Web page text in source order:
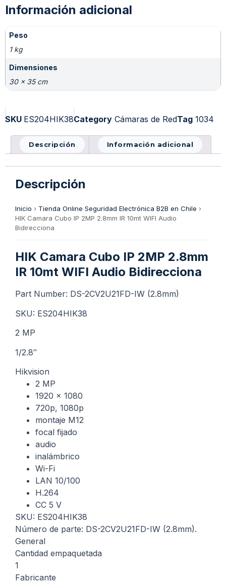
Información adicional
Peso
1 kg
Dimensiones
30 × 35 cm
SKU ES204HIK38Category Cámaras de RedTag 1034
Descripción Información adicional
Descripción
Inicio › Tienda Online Seguridad Electrónica B2B en Chile ›
HIK Camara Cubo IP 2MP 2.8mm IR 10mt WIFI Audio
Bidirecciona
HIK Camara Cubo IP 2MP 2.8mm
IR 10mt WIFI Audio Bidirecciona
Part Number: DS-2CV2U21FD-IW (2.8mm)
SKU: ES204HIK38
2 MP
1/2.8″
Hikvision
2 MP
1920 x 1080
720p, 1080p
montaje M12
focal fijado
audio
inalámbrico
Wi-Fi
LAN 10/100
H.264
CC 5 V
SKU: ES204HIK38
Número de parte: DS-2CV2U21FD-IW (2.8mm).
General
Cantidad empaquetada
1
Fabricante